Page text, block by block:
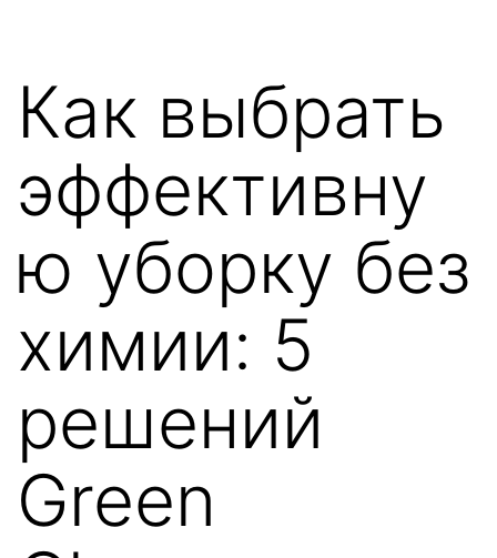
Как выбрать
эффективну
ю уборку без
химии: 5
решений
Green